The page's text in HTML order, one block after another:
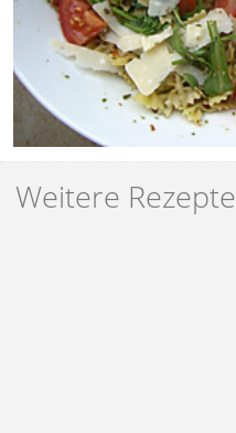
Weitere Rezepte